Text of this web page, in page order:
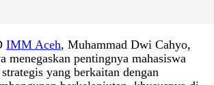
IMM Aceh, Muhammad Dwi Cahyo,
menegaskan pentingnya mahasiswa
yang berkaitan dengan